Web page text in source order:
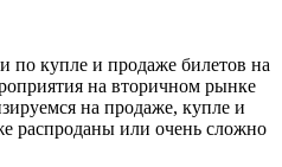
по купле и продаже билетов на
на вторичном рынке
на продаже, купле и
распроданы или очень сложно